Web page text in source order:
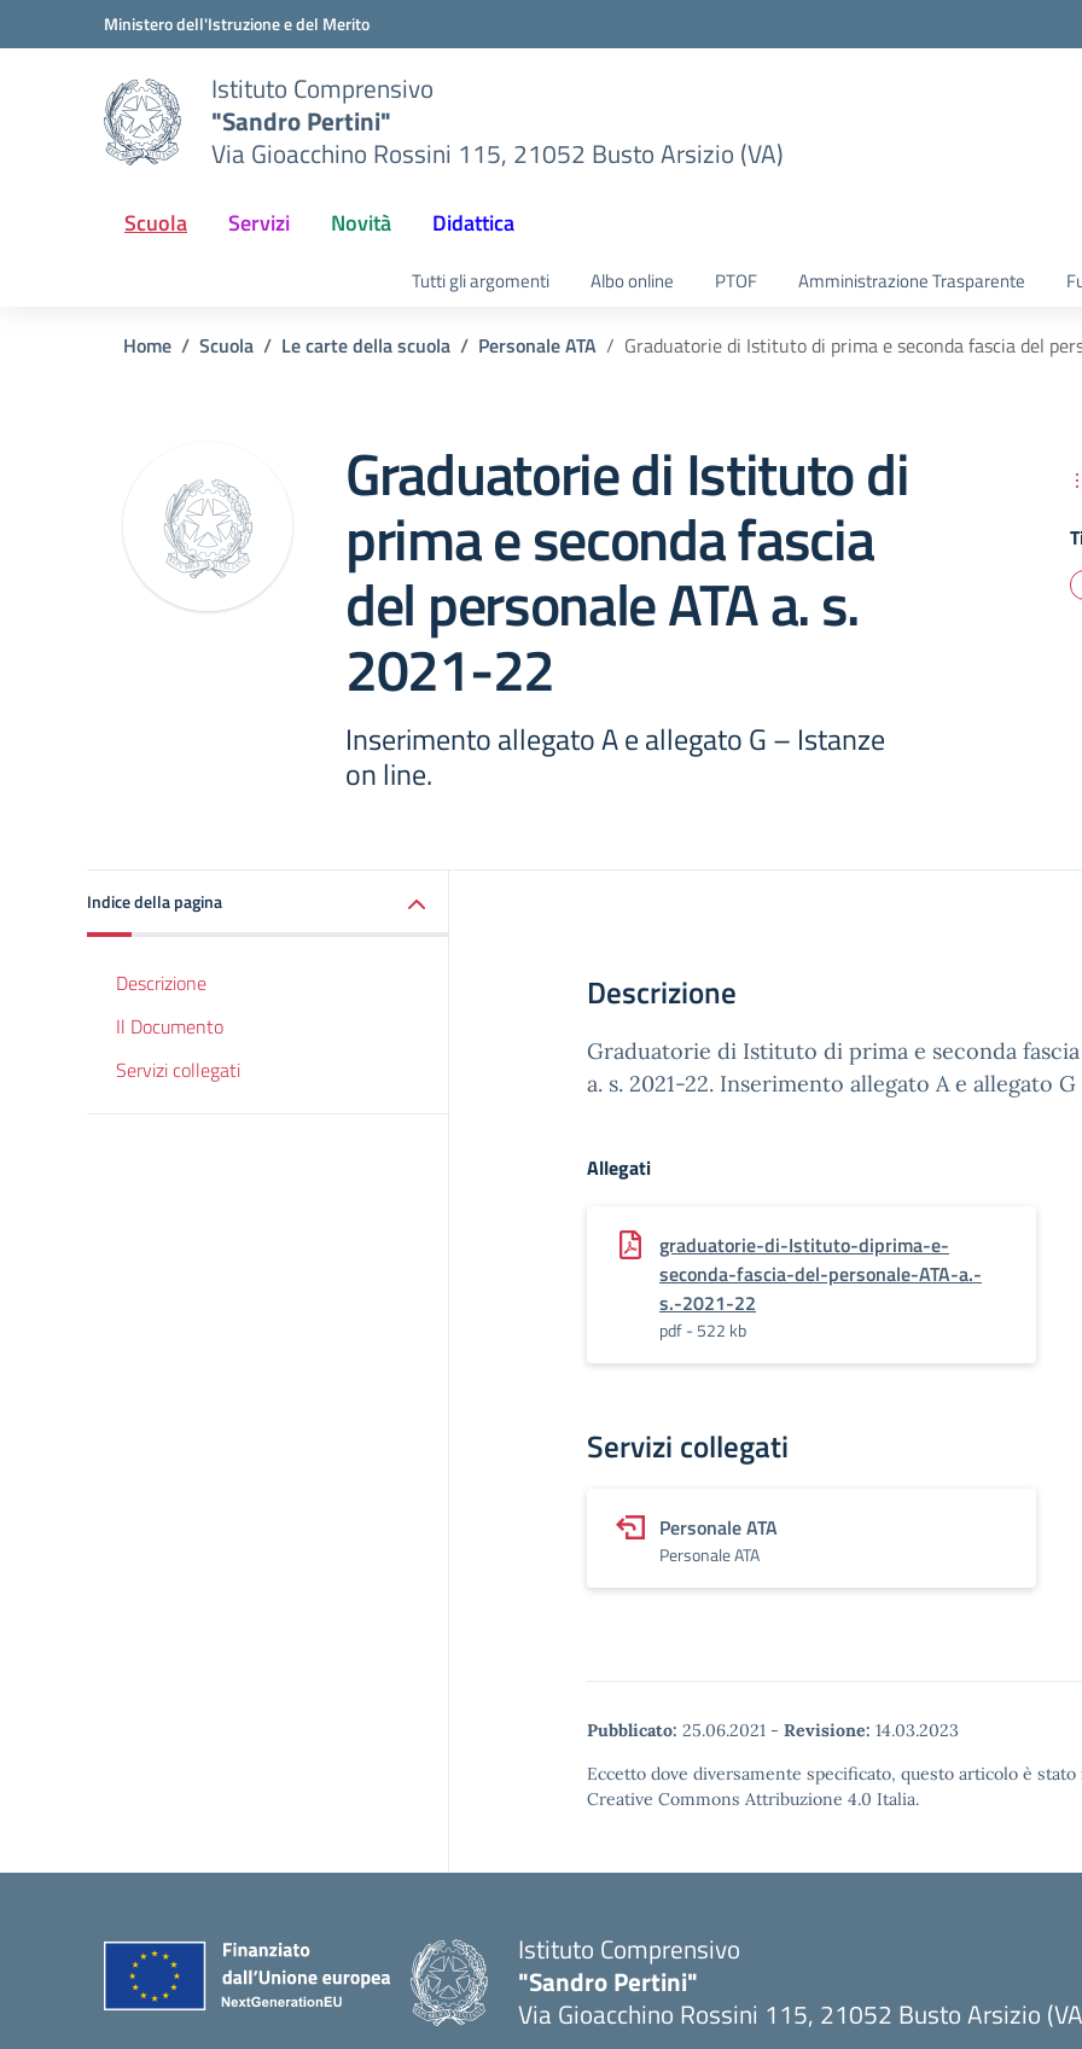
Vai ai contenuti
Vai al menu di navigazioneMinistero dell'Istruzione e del Merito
Istituto Comprensivo
"Sandro Pertini"
Via Gioacchino Rossini 115, 21052 Busto Arsizio (VA)
Scuola Servizi Novità Didattica
Tutti gli argomenti Albo online PTOF Amministrazione Trasparente
Home Scuola Le carte della scuola Personale ATA Graduatorie di Istituto di prima e seconda fascia del
Graduatorie di Istituto di
prima e seconda fascia
del personale ATA a. s.
2021-22
Inserimento allegato A e allegato G – Istanze
on line.
Indice della pagina
Descrizione
Il Documento
Servizi collegati
Descrizione
Graduatorie di Istituto di prima e seconda
a. s. 2021-22. Inserimento allegato A e allegato
Allegati
graduatorie-di-Istituto-diprima-e-
seconda-fascia-del-personale-ATA-a.-
s.-2021-22
pdf - 522 kb
Servizi collegati
Personale ATA
Personale ATA
Pubblicato: 25.06.2021 - Revisione: 14.03.2023
Eccetto dove diversamente specificato, questo articolo è
Creative Commons Attribuzione 4.0 Italia.
Istituto Comprensivo
"Sandro Pertini"
Via Gioacchino Rossini 115, 21052 Busto Arsizio